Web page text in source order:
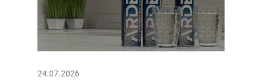
24.07.2026